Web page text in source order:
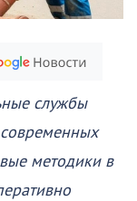
службы
методики в